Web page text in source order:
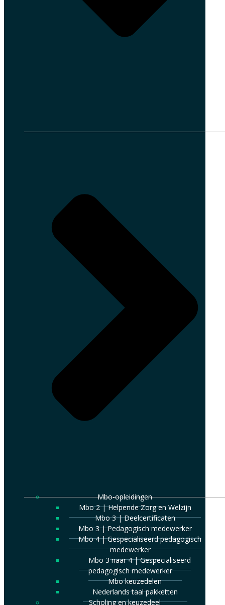
Mbo-opleidingen
Mbo 2 | Helpende Zorg en Welzijn
Mbo 3 | Deelcertificaten
Mbo 3 | Pedagogisch medewerker
Mbo 4 | Gespecialiseerd pedagogisch
medewerker
Mbo 3 naar 4 | Gespecialiseerd
pedagogisch medewerker
Mbo keuzedelen
Nederlands taal pakketten
Scholing en keuzedeel